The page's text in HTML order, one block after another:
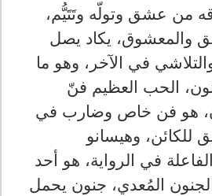
من عشق وتولّه وتَتَيُّم،
والمعشوق، يكاد يصل
في الآخر، وهو ما
الحب العظيم فنّ
هو فن خاص وضارب في
للكائن، وهيسانو
في الرواية، هو أحد
المُعدي، جنون يحمل